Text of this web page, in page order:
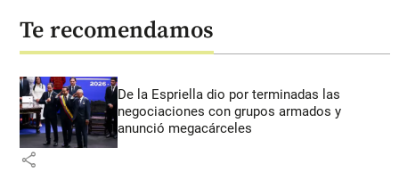
Te recomendamos
De la Espriella dio por terminadas las
negociaciones con grupos armados y
anunció megacárceles
share